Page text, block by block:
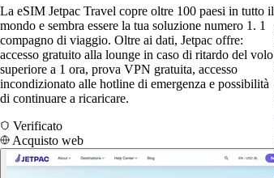
La eSIM Jetpac Travel copre oltre 100 paesi in tutto il
mondo e sembra essere la tua soluzione numero 1. 1
compagno di viaggio. Oltre ai dati, Jetpac offre:
accesso gratuito alla lounge in caso di ritardo del volo
superiore a 1 ora, prova VPN gratuita, accesso
incondizionato alle hotline di emergenza e possibilità
di continuare a ricaricare.
Verificato
Acquisto web